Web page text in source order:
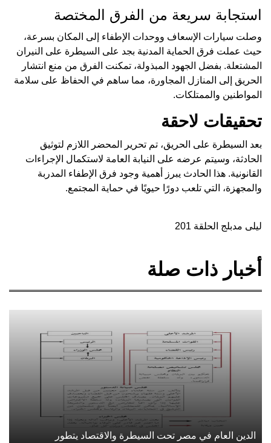
استجابة سريعة من الفرق المختصة
وصلت سيارات الإسعاف ووحدات الإطفاء إلى المكان بسرعة،
حيث عملت فرق الحماية المدنية بجد على السيطرة على النيران
المشتعلة. بفضل الجهود المبذولة، تمكنت الفرق من منع انتشار
الحريق إلى المنازل المجاورة، مما ساهم في الحفاظ على سلامة
المواطنين والممتلكات.
تحقيقات لاحقة
بعد السيطرة على الحريق، تم تحرير المحضر اللازم لتوثيق
الحادثة، وسيتم عرضه على النيابة العامة لاستكمال الإجراءات
القانونية. هذا الحادث يبرز أهمية وجود فرق الإطفاء المدربة
والمجهزة، التي تلعب دورًا حيويًا في حماية المجتمع.
ليلى مدبلج الحلقة 201
أخبار ذات صلة
الدين العام في مصر تحت السيطرة والاقتصاد يتطور